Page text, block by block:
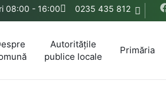
08:00 - 16:00 0235 435 812
Autoritățile
publice locale
Primăria